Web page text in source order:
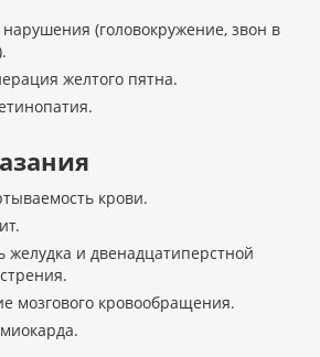
(головокружение, звон в
желтого пятна.
крови.
желудка и двенадцатиперстной
мозгового кровообращения.